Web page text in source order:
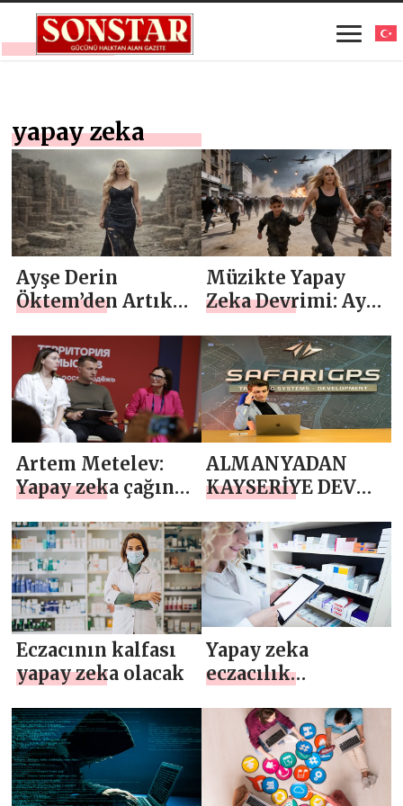
yapay zeka
Ayşe Derin
Öktem’den Artık
devri kapandı
Müzikte Yapay
Zeka Devrimi: Ayşe
Sosyal Mesajlı
“Aldatıldık””
Artem Metelev:
Yapay zeka çağında
niteliklere talep
devam edecek
ALMANYADAN
KAYSERİYE DEV
Eczacının kalfası
yapay zeka olacak
Yapay zeka
eczacılık
girdi!